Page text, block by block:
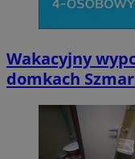
Wakacyjny
domkach